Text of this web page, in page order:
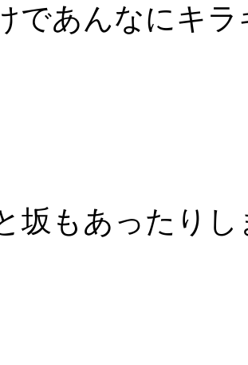
であんなにキ
坂もあったり